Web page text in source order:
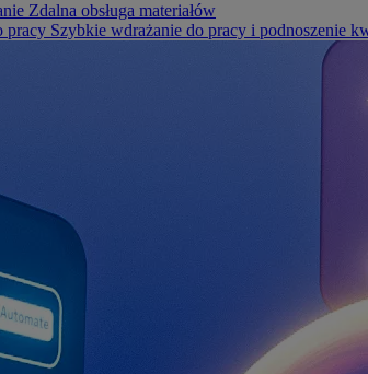
Zdalna obsługa materiałów
pracy Szybkie wdrażanie do pracy i podnoszenie